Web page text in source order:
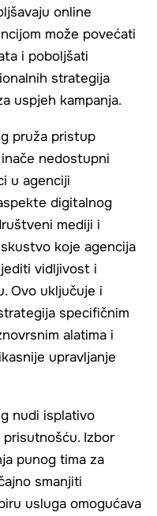
online
može povećati
i poboljšati
strategija
uspjeh kampanja.
pruža pristup
nedostupni
u agenciji
digitalnog
mediji i
koje agencija
vidljivost i
Ovo uključuje i
specifičnim
alatima i
upravljanje
nudi isplativo
Izbor
punog tima za
smanjiti
usluga omogućava